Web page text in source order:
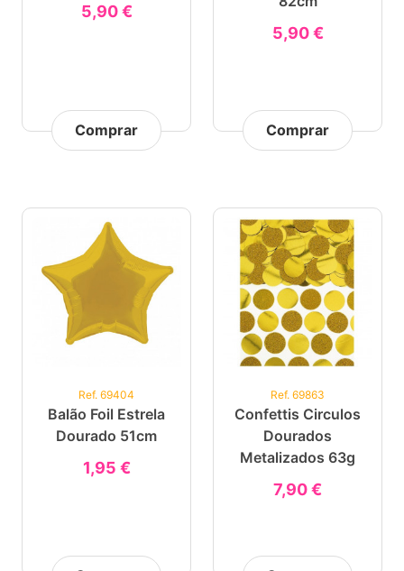
5,90 €
Comprar
5,90 €
Comprar
Ref. 69404
Balão Foil Estrela
Dourado 51cm
1,95 €
Ref. 69863
Confettis Circulos
Dourados
Metalizados 63g
7,90 €